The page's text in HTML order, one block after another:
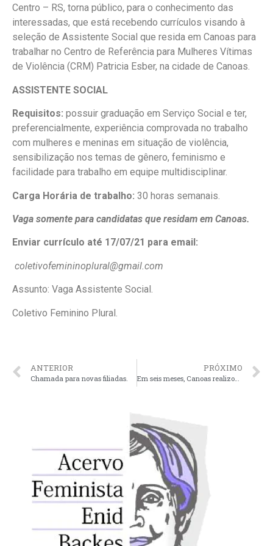
Centro – RS, torna público, para o conhecimento das
interessadas, que está recebendo currículos visando à
seleção de Assistente Social que resida em Canoas para
trabalhar no Centro de Referência para Mulheres Vítimas
de Violência (CRM) Patricia Esber, na cidade de Canoas.
ASSISTENTE SOCIAL
Requisitos: possuir graduação em Serviço Social e ter,
preferencialmente, experiência comprovada no trabalho
com mulheres e meninas em situação de violência,
sensibilização nos temas de gênero, feminismo e
facilidade para trabalho em equipe multidisciplinar.
Carga Horária de trabalho: 30 horas semanais.
Vaga somente para candidatas que residam em Canoas.
Enviar currículo até 17/07/21 para email:
coletivofemininoplural@gmail.com
Assunto: Vaga Assistente Social.
Coletivo Feminino Plural.
ANTERIOR
Chamada para novas filiadas.
PRÓXIMO
Em seis meses, Canoas realizou mais de 200 novos atendimentos de mulheres vitimas de violência.